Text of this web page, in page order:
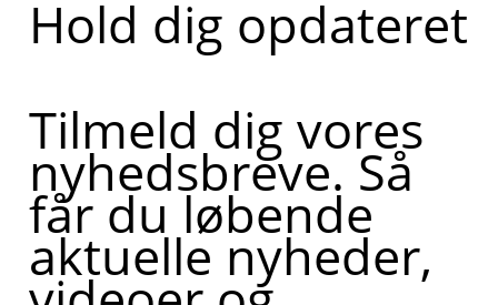
Hold dig opdateret
Tilmeld dig vores
nyhedsbreve. Så
får du løbende
aktuelle nyheder,